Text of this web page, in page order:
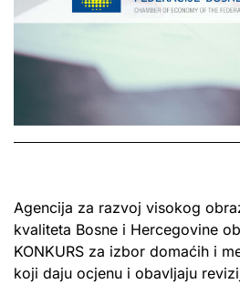
Agencija za razvoj visokog
kvaliteta Bosne i Hercegovine
KONKURS za izbor domaćih i
koji daju ocjenu i obavljaju